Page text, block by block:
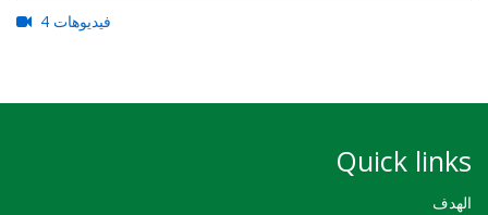
4 فيديوهات
Quick links
الهدف